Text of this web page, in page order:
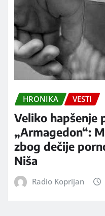
HRONIKA VESTI
Veliko hapšenje
„Armagedon“:
zbog dečije
Niša
Radio Koprijan